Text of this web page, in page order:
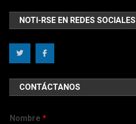
NOTI-RSE EN REDES SOCIALES
CONTÁCTANOS
Nombre*